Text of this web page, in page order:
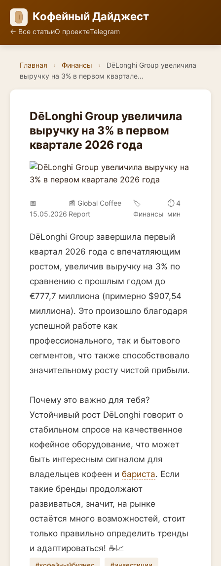
Кофейный Дайджест
← Все статьиО проектеTelegram
Главная › Финансы ›
DēLonghi Group увеличила
выручку на 3% в первом квартале…
DēLonghi Group увеличила
выручку на 3% в первом
квартале 2026 года
📅
15.05.2026
📰 Global Coffee
Report
🏷️
Финансы
⏱ 4
мин
DēLonghi Group завершила первый
квартал 2026 года с впечатляющим
ростом, увеличив выручку на 3% по
сравнению с прошлым годом до
€777,7 миллиона (примерно $907,54
миллиона). Это произошло благодаря
успешной работе как
профессионального, так и бытового
сегментов, что также способствовало
значительному росту чистой прибыли.
Почему это важно для тебя?
Устойчивый рост DēLonghi говорит о
стабильном спросе на качественное
кофейное оборудование, что может
быть интересным сигналом для
владельцев кофеен и бариста. Если
такие бренды продолжают
развиваться, значит, на рынке
остаётся много возможностей, стоит
только правильно определить тренды
и адаптироваться! ☕️📈